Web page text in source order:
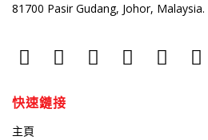
81700 Pasir Gudang, Johor, Malaysia.
快速鏈接
主頁